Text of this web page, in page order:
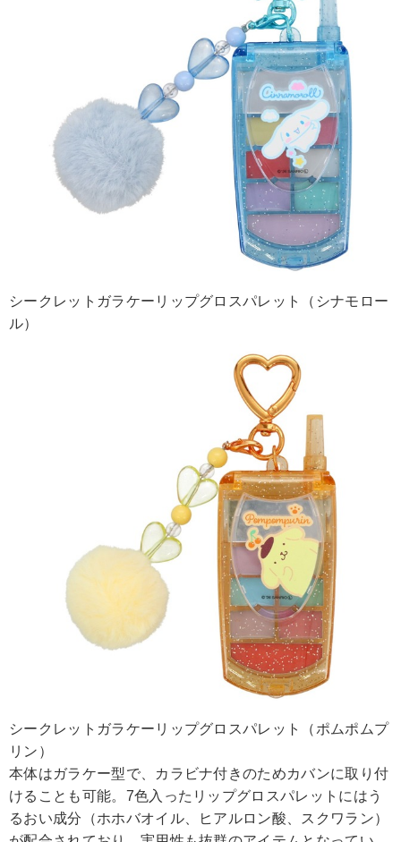
シークレットガラケーリップグロスパレット（シナモロー
ル）
シークレットガラケーリップグロスパレット（ポムポムプ
リン）
本体はガラケー型で、カラビナ付きのためカバンに取り付
けることも可能。7色入ったリップグロスパレットにはう
るおい成分（ホホバオイル、ヒアルロン酸、スクワラン）